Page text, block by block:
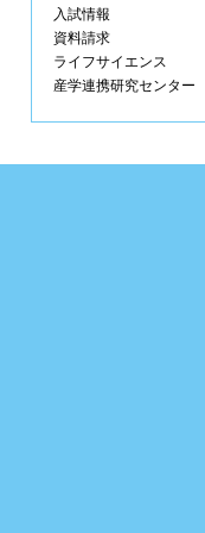
入試情報
資料請求
ライフサイエンス
産学連携研究センター